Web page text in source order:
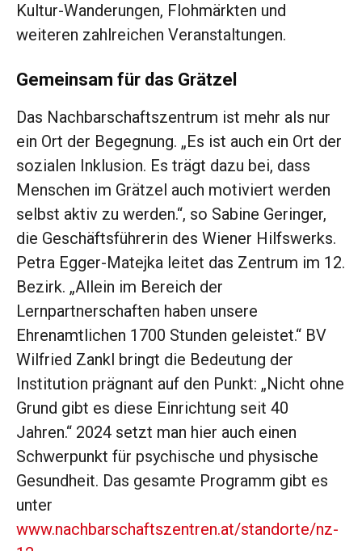
Kultur-Wanderungen, Flohmärkten und
weiteren zahlreichen Veranstaltungen.
Gemeinsam für das Grätzel
Das Nachbarschaftszentrum ist mehr als nur
ein Ort der Begegnung. „Es ist auch ein Ort der
sozialen Inklusion. Es trägt dazu bei, dass
Menschen im Grätzel auch motiviert werden
selbst aktiv zu werden.“, so Sabine Geringer,
die Geschäftsführerin des Wiener Hilfswerks.
Petra Egger-Matejka leitet das Zentrum im 12.
Bezirk. „Allein im Bereich der
Lernpartnerschaften haben unsere
Ehrenamtlichen 1700 Stunden geleistet.“ BV
Wilfried Zankl bringt die Bedeutung der
Institution prägnant auf den Punkt: „Nicht ohne
Grund gibt es diese Einrichtung seit 40
Jahren.“ 2024 setzt man hier auch einen
Schwerpunkt für psychische und physische
Gesundheit. Das gesamte Programm gibt es
unter
www.nachbarschaftszentren.at/standorte/nz-